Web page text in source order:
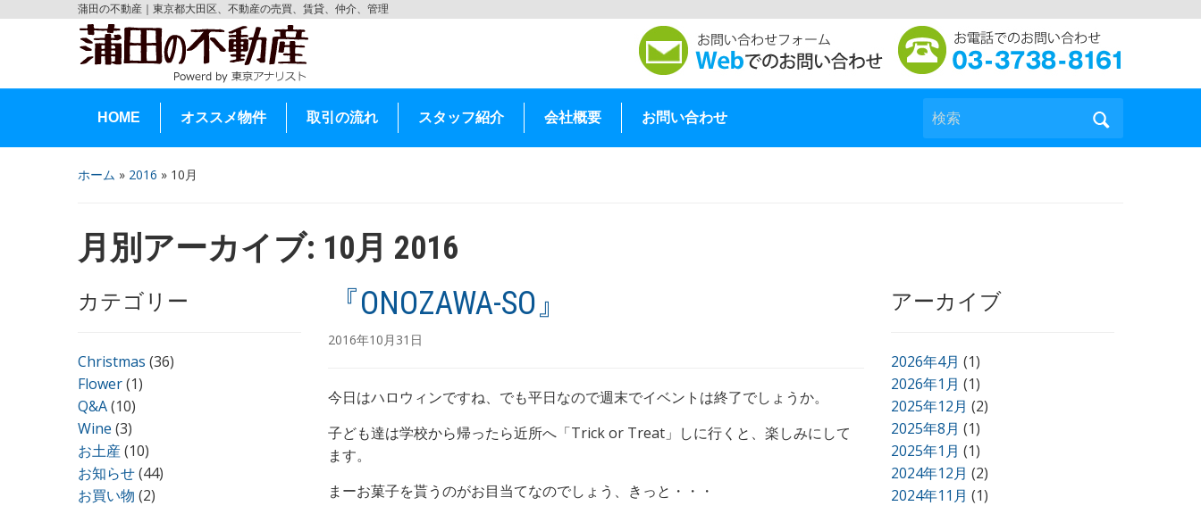
蒲田の不動産｜東京都大田区、不動産の売買、賃貸、仲介、管理
HOME オススメ物件 取引の流れ スタッフ紹介 会社概要 お問い合わせ 検索
ホーム » 2016 » 10月
月別アーカイブ: 10月 2016
カテゴリー
Christmas (36)
Flower(1)
Q&A(10)
Wine (3)
お土産(10)
お知らせ(44)
お買い物 (2)
『ONOZAWA-SO』
2016年10月31日
今日はハロウィンですね、でも平日なので週末でイベントは終了でしょうか。
子ども達は学校から帰ったら近所へ「Trick or Treat」しに行くと、楽しみにして
ます。
まーお菓子を貰うのがお目当てなのでしょう、きっと・・・
アーカイブ
2026年4月 (1)
2026年1月 (1)
2025年12月 (2)
2025年8月 (1)
2025年1月 (1)
2024年12月 (2)
2024年11月 (1)